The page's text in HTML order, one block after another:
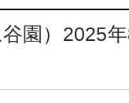
園）2025